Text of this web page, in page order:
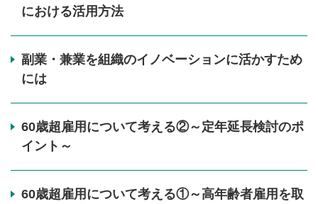
における活用方法
副業・兼業を組織のイノベーションに活かすため
には
60歳超雇用について考える②～定年延長検討のポ
イント～
60歳超雇用について考える①～高年齢者雇用を取